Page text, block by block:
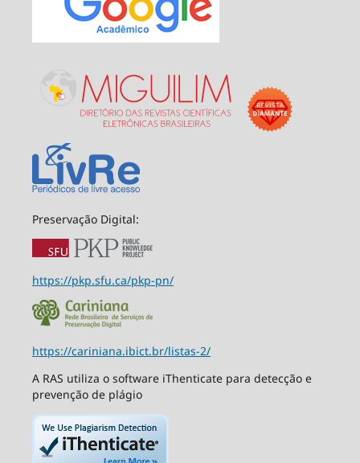
Preservação Digital:
https://pkp.sfu.ca/pkp-pn/
https://cariniana.ibict.br/listas-2/
A RAS utiliza o software iThenticate para detecção e
prevenção de plágio